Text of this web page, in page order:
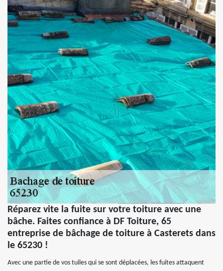
Réparez vite la fuite sur votre toiture avec une
bâche. Faites confiance à DF Toiture, 65
entreprise de bâchage de toiture à Casterets dans
le 65230 !
Avec une partie de vos tuiles qui se sont déplacées, les fuites attaquent